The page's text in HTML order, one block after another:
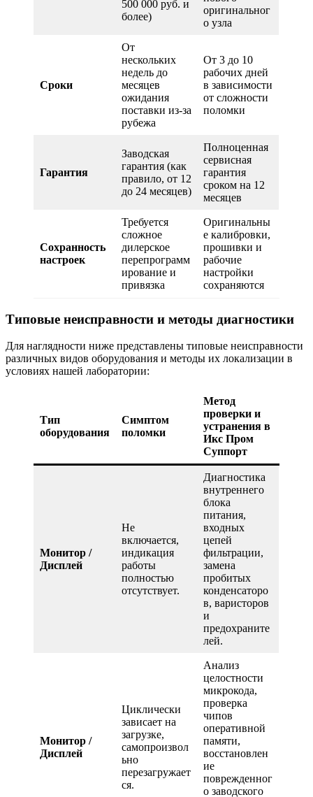
500 000 руб. и
более)
оригинальног
о узла
Сроки
От
нескольких
недель до
месяцев
ожидания
поставки из-за
рубежа
От 3 до 10
рабочих дней
в зависимости
от сложности
поломки
Гарантия
Заводская
гарантия (как
правило, от 12
до 24 месяцев)
Полноценная
сервисная
гарантия
сроком на 12
месяцев
Сохранность
настроек
Требуется
сложное
дилерское
перепрограмм
ирование и
привязка
Оригинальны
е калибровки,
прошивки и
рабочие
настройки
сохраняются
Типовые неисправности и методы диагностики
Для наглядности ниже представлены типовые неисправности
различных видов оборудования и методы их локализации в
условиях нашей лаборатории:
Тип
оборудования
Симптом
поломки
Метод
проверки и
устранения в
Икс Пром
Суппорт
Монитор /
Дисплей
Не
включается,
индикация
работы
полностью
отсутствует.
Диагностика
внутреннего
блока
питания,
входных
цепей
фильтрации,
замена
пробитых
конденсаторо
в, варисторов
и
предохраните
лей.
Монитор /
Дисплей
Циклически
зависает на
загрузке,
самопроизвол
ьно
перезагружает
ся.
Анализ
целостности
микрокода,
проверка
чипов
оперативной
памяти,
восстановлен
ие
поврежденног
о заводского